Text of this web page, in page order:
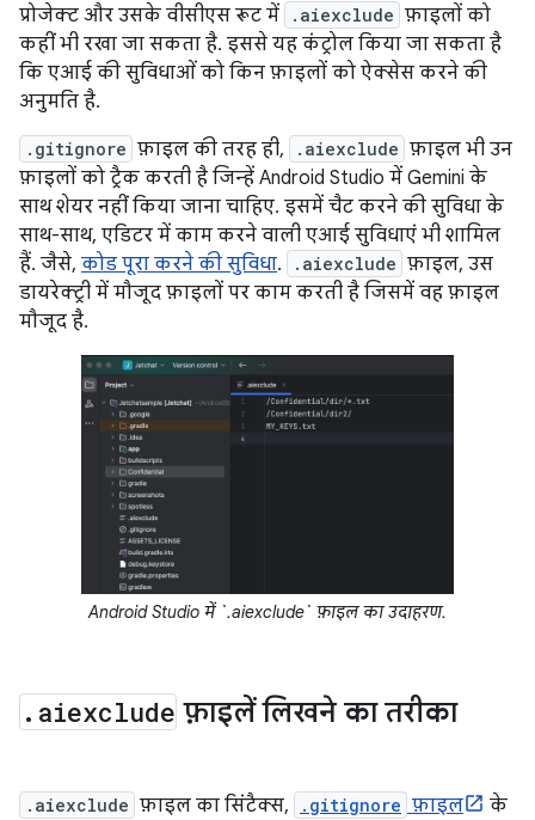
प्रोजेक्ट और उसके वीसीएस रूट में
.aiexclude फ़ाइलों को
कहीं भी रखा जा सकता है. इससे यह कंट्रोल किया जा सकता है
कि एआई की सुविधाओं को किन फ़ाइलों को ऐक्सेस करने की
अनुमति है.
.gitignore फ़ाइल की तरह ही, .aiexclude फ़ाइल भी उन
फ़ाइलों को ट्रैक करती है जिन्हें Android Studio में Gemini के
साथ शेयर नहीं किया जाना चाहिए. इसमें चैट करने की सुविधा के
साथ-साथ, एडिटर में काम करने वाली एआई सुविधाएं भी शामिल
हैं. जैसे, कोड पूरा करने की सुविधा. .aiexclude फ़ाइल, उस
डायरेक्ट्री में मौजूद फ़ाइलों पर काम करती है जिसमें वह फ़ाइल
मौजूद है.
Android Studio में `.aiexclude` फ़ाइल का उदाहरण.
. aiexclude फ़ाइलें लिखने का तरीका
.aiexclude फ़ाइल का सिंटैक्स, .gitignore फ़ाइल
के